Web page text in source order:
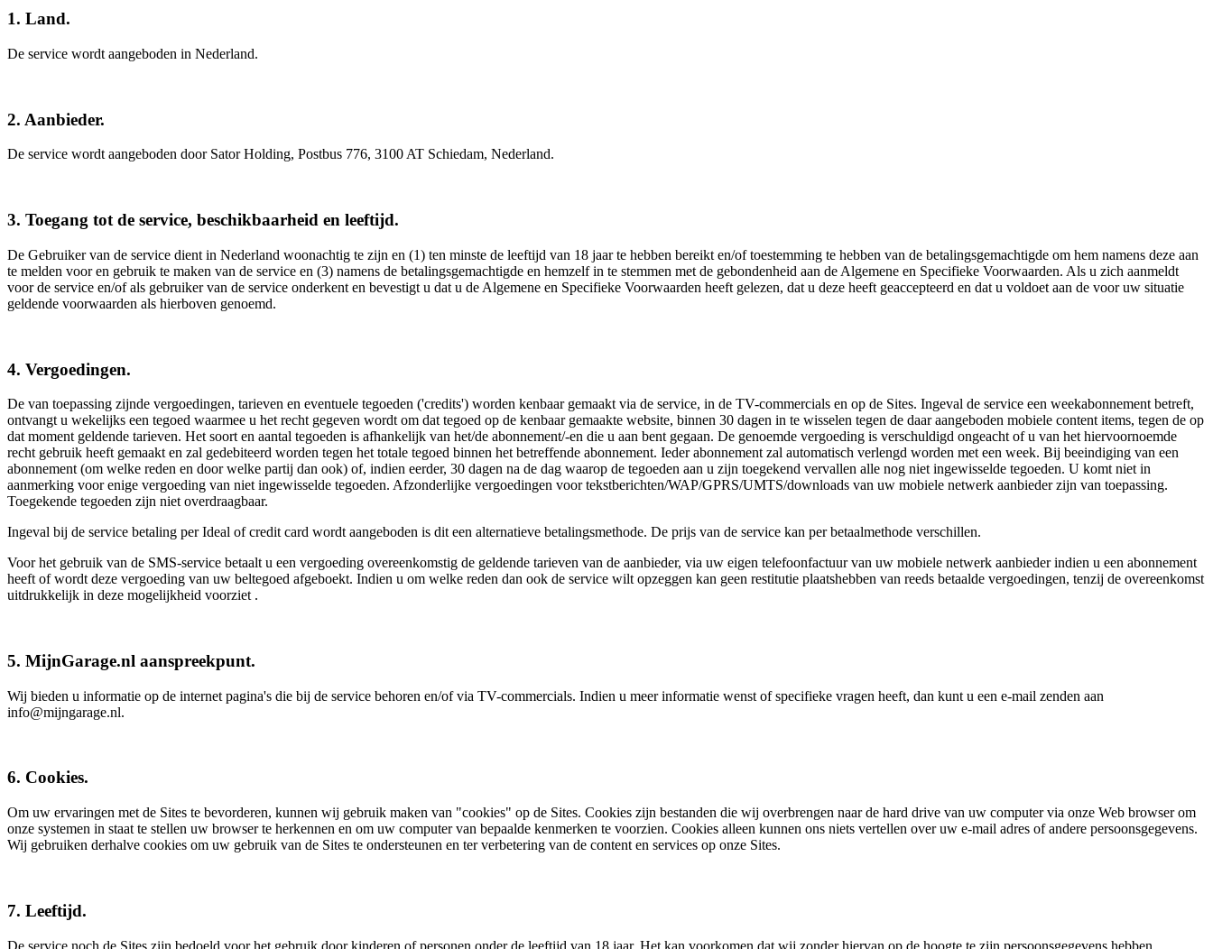
1. Land.
De service wordt aangeboden in Nederland.
2. Aanbieder.
De service wordt aangeboden door Sator Holding, Postbus 776, 3100 AT Schiedam, Nederland.
3. Toegang tot de service, beschikbaarheid en leeftijd.
De Gebruiker van de service dient in Nederland woonachtig te zijn en (1) ten minste de leeftijd van 18 jaar te hebben bereikt en/of toestemming te hebben van de betalingsgemachtigde om hem namens deze aan
te melden voor en gebruik te maken van de service en (3) namens de betalingsgemachtigde en hemzelf in te stemmen met de gebondenheid aan de Algemene en Specifieke Voorwaarden. Als u zich aanmeldt
voor de service en/of als gebruiker van de service onderkent en bevestigt u dat u de Algemene en Specifieke Voorwaarden heeft gelezen, dat u deze heeft geaccepteerd en dat u voldoet aan de voor uw situatie
geldende voorwaarden als hierboven genoemd.
4. Vergoedingen.
De van toepassing zijnde vergoedingen, tarieven en eventuele tegoeden ('credits') worden kenbaar gemaakt via de service, in de TV-commercials en op de Sites. Ingeval de service een weekabonnement betreft,
ontvangt u wekelijks een tegoed waarmee u het recht gegeven wordt om dat tegoed op de kenbaar gemaakte website, binnen 30 dagen in te wisselen tegen de daar aangeboden mobiele content items, tegen de op
dat moment geldende tarieven. Het soort en aantal tegoeden is afhankelijk van het/de abonnement/-en die u aan bent gegaan. De genoemde vergoeding is verschuldigd ongeacht of u van het hiervoornoemde
recht gebruik heeft gemaakt en zal gedebiteerd worden tegen het totale tegoed binnen het betreffende abonnement. Ieder abonnement zal automatisch verlengd worden met een week. Bij beeindiging van een
abonnement (om welke reden en door welke partij dan ook) of, indien eerder, 30 dagen na de dag waarop de tegoeden aan u zijn toegekend vervallen alle nog niet ingewisselde tegoeden. U komt niet in
aanmerking voor enige vergoeding van niet ingewisselde tegoeden. Afzonderlijke vergoedingen voor tekstberichten/WAP/GPRS/UMTS/downloads van uw mobiele netwerk aanbieder zijn van toepassing.
Toegekende tegoeden zijn niet overdraagbaar.
Ingeval bij de service betaling per Ideal of credit card wordt aangeboden is dit een alternatieve betalingsmethode. De prijs van de service kan per betaalmethode verschillen.
Voor het gebruik van de SMS-service betaalt u een vergoeding overeenkomstig de geldende tarieven van de aanbieder, via uw eigen telefoonfactuur van uw mobiele netwerk aanbieder indien u een abonnement
heeft of wordt deze vergoeding van uw beltegoed afgeboekt. Indien u om welke reden dan ook de service wilt opzeggen kan geen restitutie plaatshebben van reeds betaalde vergoedingen, tenzij de overeenkomst
uitdrukkelijk in deze mogelijkheid voorziet .
5. MijnGarage.nl aanspreekpunt.
Wij bieden u informatie op de internet pagina's die bij de service behoren en/of via TV-commercials. Indien u meer informatie wenst of specifieke vragen heeft, dan kunt u een e-mail zenden aan
info@mijngarage.nl.
6. Cookies.
Om uw ervaringen met de Sites te bevorderen, kunnen wij gebruik maken van "cookies" op de Sites. Cookies zijn bestanden die wij overbrengen naar de hard drive van uw computer via onze Web browser om
onze systemen in staat te stellen uw browser te herkennen en om uw computer van bepaalde kenmerken te voorzien. Cookies alleen kunnen ons niets vertellen over uw e-mail adres of andere persoonsgegevens.
Wij gebruiken derhalve cookies om uw gebruik van de Sites te ondersteunen en ter verbetering van de content en services op onze Sites.
7. Leeftijd.
De service noch de Sites zijn bedoeld voor het gebruik door kinderen of personen onder de leeftijd van 18 jaar. Het kan voorkomen dat wij zonder hiervan op de hoogte te zijn persoonsgegevens hebben